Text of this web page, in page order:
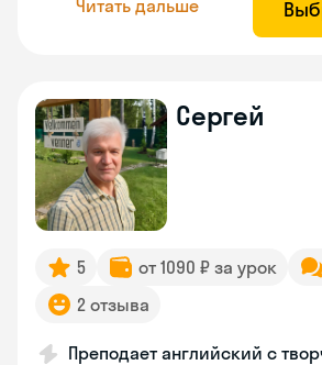
Читать дальше
Сергей
5 от 1090 ₽ за урок
2 отзыва
Преподает английский с